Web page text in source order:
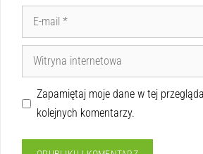
Zapamiętaj moje dane w tej
kolejnych komentarzy.